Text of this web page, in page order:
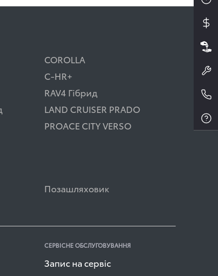
COROLLA
C-HR+
RAV4 Гібрид
LAND CRUISER PRADO
PROACE CITY VERSO
Позашляховик
СЕРВІСНЕ ОБСЛУГОВУВАННЯ
Запис на сервіс